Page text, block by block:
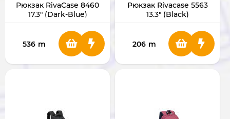
Рюкзак RivaCase 8460
17.3" (Dark-Blue)
536 m
Рюкзак Rivacase 5563
13.3" (Black)
206 m